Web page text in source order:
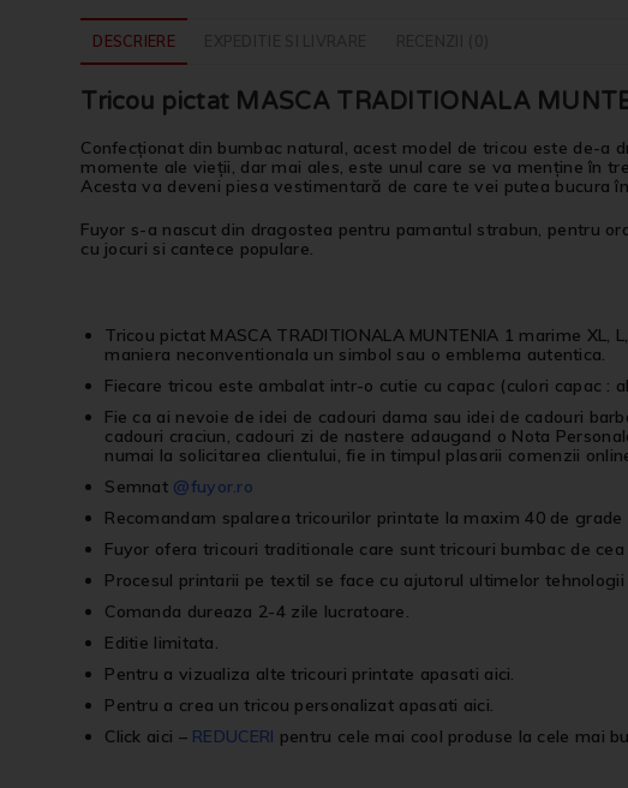
DESCRIERE
Tricou pictat MASCA TRADITIONALA
Confecționat din bumbac natural, acest model de tricou este de-
momente ale vieții, dar mai ales, este unul care se va menține în
Acesta va deveni piesa vestimentară de care te vei putea bucura
Fuyor s-a nascut din dragostea pentru pamantul strabun, pentru
cu jocuri si cantece populare.
Tricou pictat MASCA TRADITIONALA MUNTENIA 1 marime
maniera neconventionala un simbol sau o emblema autentica.
Fiecare tricou este ambalat intr-o cutie cu capac (culori capac :
Fie ca ai nevoie de idei de cadouri dama sau idei de cadouri
cadouri craciun, cadouri zi de nastere adaugand o Nota
numai la solicitarea clientului, fie in timpul plasarii comenzii
Semnat @fuyor.ro
Recomandam spalarea tricourilor printate la maxim 40 de
Fuyor ofera tricouri traditionale care sunt tricouri bumbac de
Procesul printarii pe textil se face cu ajutorul ultimelor
Comanda dureaza 2-4 zile lucratoare.
Editie limitata.
Pentru a vizualiza altetricouri printate apasati aici.
Pentru a crea untricou personalizat apasati aici.
Click aici – REDUCERI pentru cele mai cool produse la cele mai